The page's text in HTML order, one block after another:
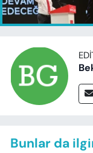
Bunlar da